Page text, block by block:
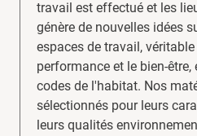
travail est effectué et les
génère de nouvelles idées
espaces de travail,
performance et le bien-
codes de l'habitat. Nos
sélectionnés pour leurs
leurs qualités